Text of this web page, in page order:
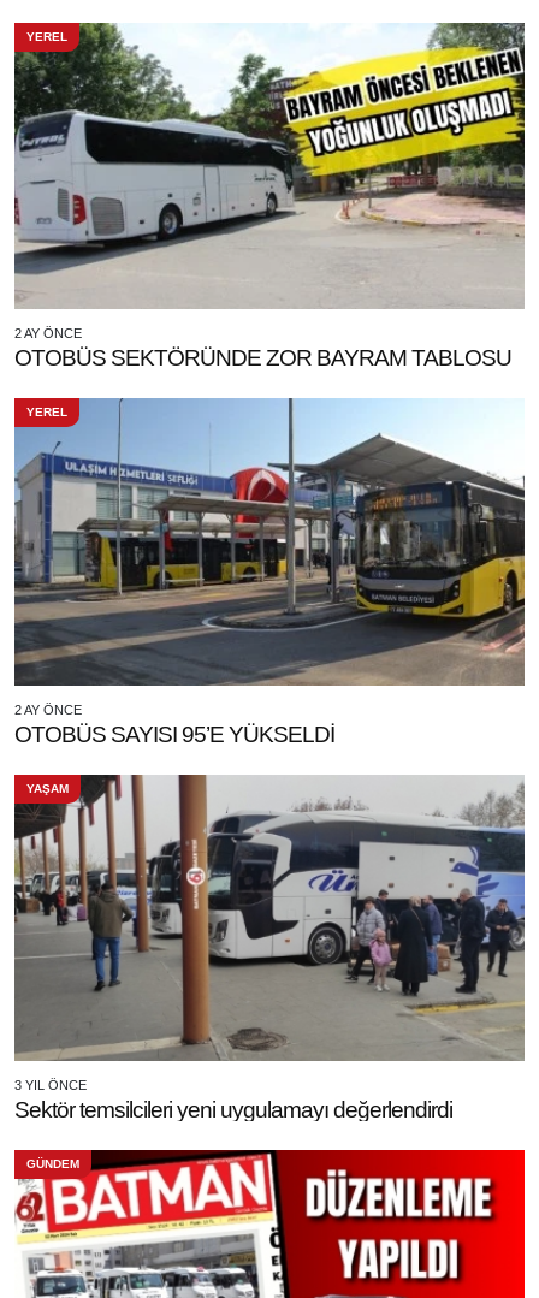
YEREL
2 AY ÖNCE
OTOBÜS SEKTÖRÜNDE ZOR BAYRAM TABLOSU
YEREL
2 AY ÖNCE
OTOBÜS SAYISI 95’E YÜKSELDİ
YAŞAM
3 YIL ÖNCE
Sektör temsilcileri yeni uygulamayı değerlendirdi
GÜNDEM